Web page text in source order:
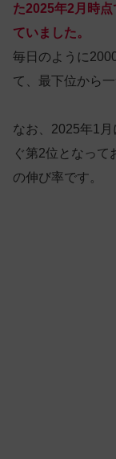
た2025年2月時
ていました。
毎日のように
て、最下位から
なお、2025年1
ぐ第2位となって
の伸び率です。